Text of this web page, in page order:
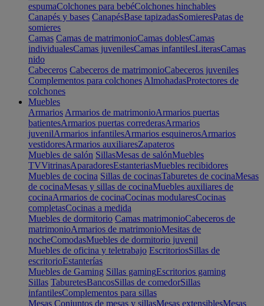
espumaColchones para bebéColchones hinchables
Canapés y bases CanapésBase tapizadasSomieresPatas de
somieres
Camas Camas de matrimonioCamas doblesCamas
individualesCamas juvenilesCamas infantilesLiterasCamas
nido
Cabeceros Cabeceros de matrimonioCabeceros juveniles
Complementos para colchones AlmohadasProtectores de
colchones
Muebles
Armarios Armarios de matrimonioArmarios puertas
batientesArmarios puertas correderasArmarios
juvenilArmarios infantilesArmarios esquinerosArmarios
vestidoresArmarios auxiliaresZapateros
Muebles de salón SillasMesas de salónMuebles
TVVitrinasAparadoresEstanteriasMuebles recibidores
Muebles de cocina Sillas de cocinasTaburetes de cocinaMesas
de cocinaMesas y sillas de cocinaMuebles auxiliares de
cocinaArmarios de cocinaCocinas modularesCocinas
completasCocinas a medida
Muebles de dormitorio Camas matrimonioCabeceros de
matrimonioArmarios de matrimonioMesitas de
nocheComodasMuebles de dormitorio juvenil
Muebles de oficina y teletrabajo EscritoriosSillas de
escritorioEstanterías
Muebles de Gaming Sillas gamingEscritorios gaming
Sillas TaburetesBancosSillas de comedorSillas
infantilesComplementos para sillas
Mesas Conjuntos de mesas y sillasMesas extensiblesMesas